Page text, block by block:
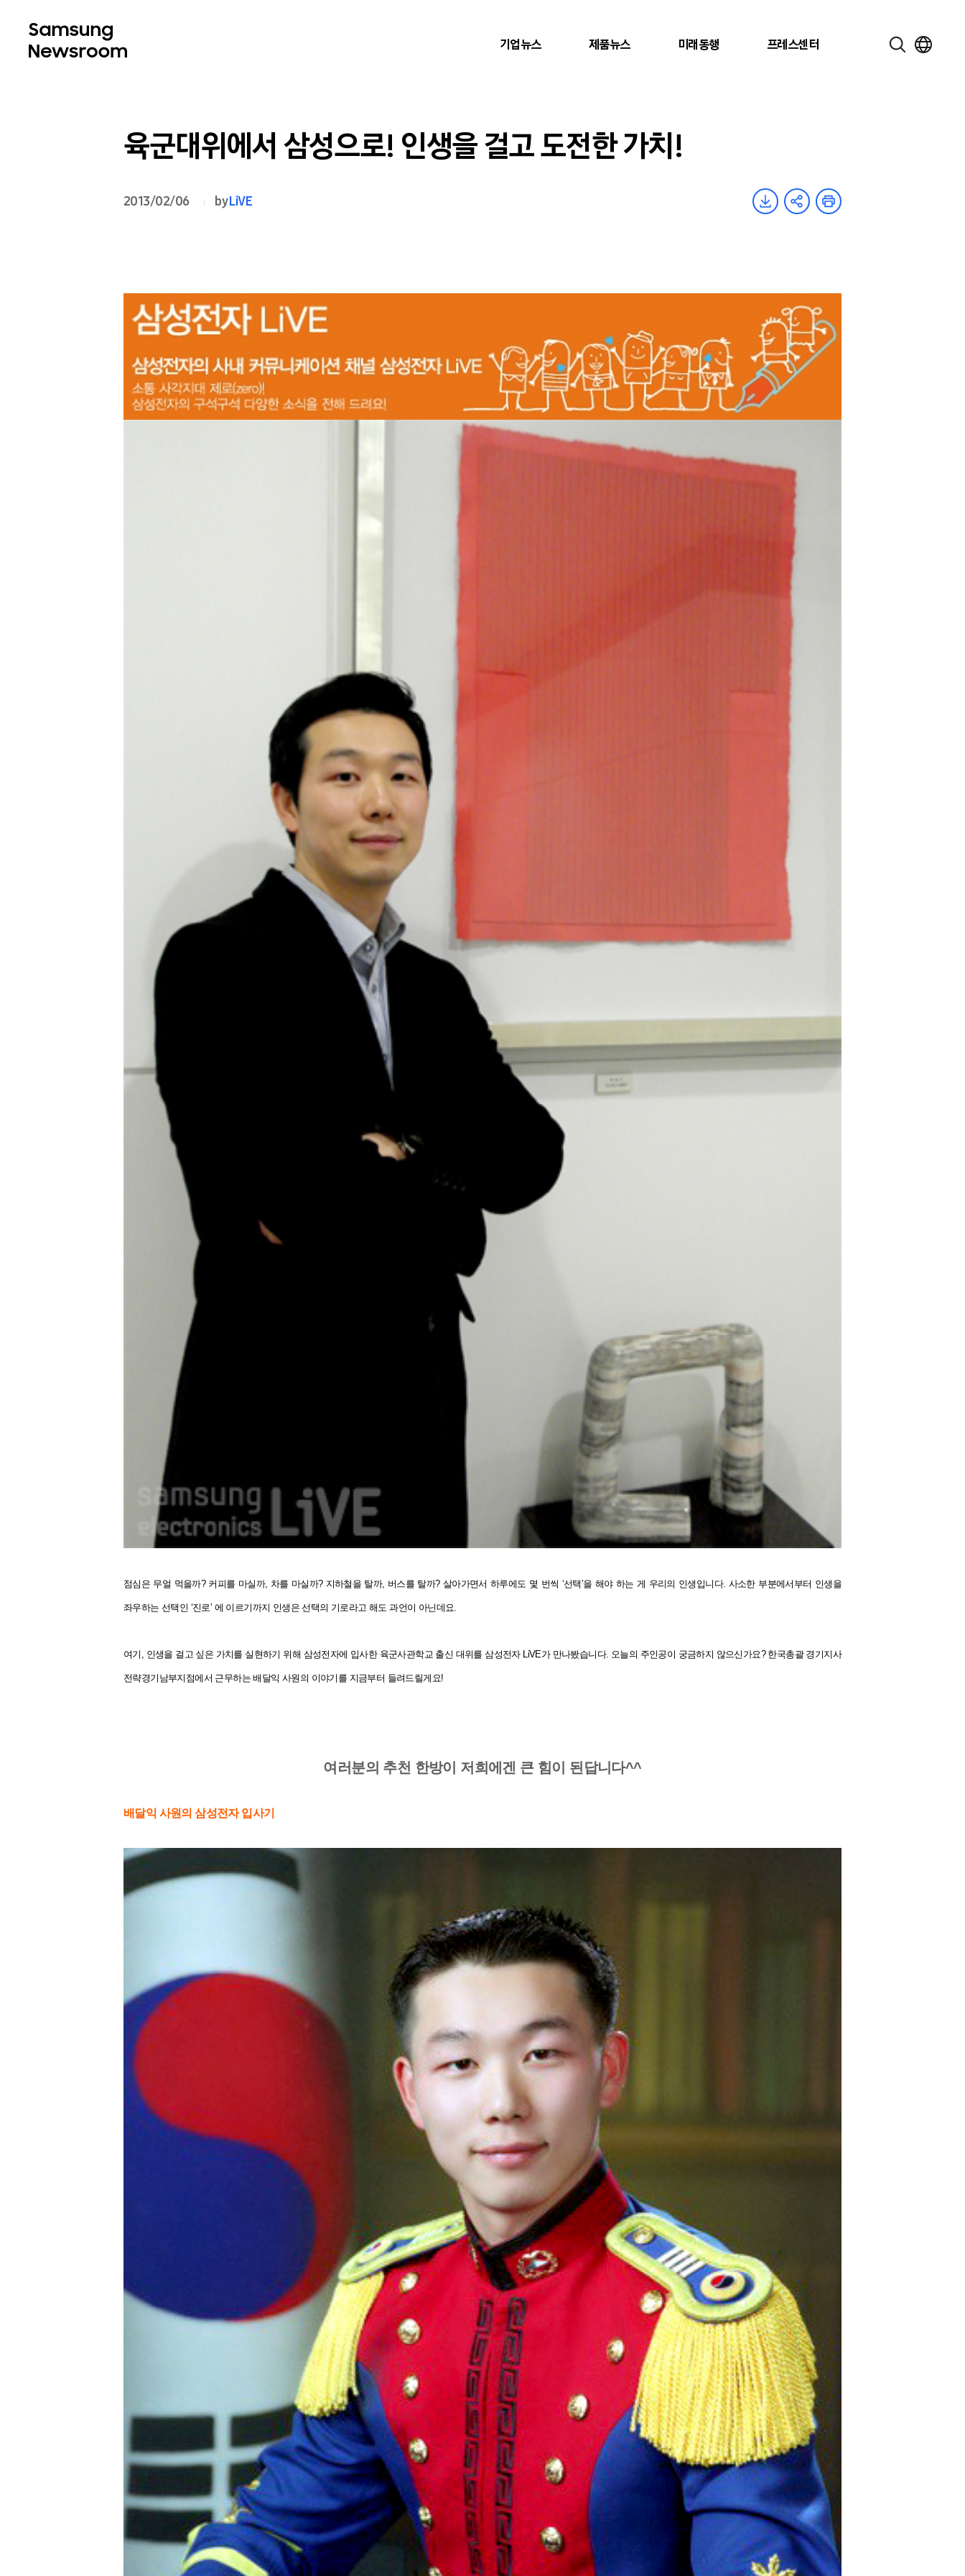
기업뉴스 제품뉴스 미래동행 프레스센터
육군대위에서 삼성으로! 인생을 걸고 도전한 가치!
2013/02/06 byLiVE
점심은 무얼 먹을까? 커피를 마실까, 차를 마실까? 지하철을 탈까, 버스를 탈까? 살아가면서 하루에도 몇 번씩 ‘선택’을 해야 하는 게 우리의 인생입니다. 사소한 부분에서부터 인생을
좌우하는 선택인 ‘진로’ 에 이르기까지 인생은 선택의 기로라고 해도 과언이 아닌데요.
여기, 인생을 걸고 싶은 가치를 실현하기 위해 삼성전자에 입사한 육군사관학교 출신 대위를 삼성전자 LiVE가 만나봤습니다. 오늘의 주인공이 궁금하지 않으신가요? 한국총괄 경기지사
전략경기남부지점에서 근무하는 배달익 사원의 이야기를 지금부터 들려드릴게요!
여러분의 추천 한방이 저희에겐 큰 힘이 된답니다^^
배달익 사원의 삼성전자 입사기